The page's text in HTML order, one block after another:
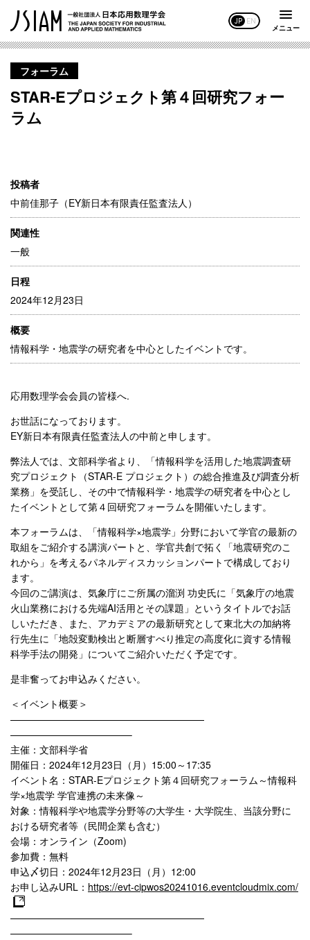
JP EN
メニュー
フォーラム
STAR-Eプロジェクト第４回研究フォー
ラム
投稿者
中前佳那子（EY新日本有限責任監査法人）
関連性
一般
日程
2024年12月23日
概要
情報科学・地震学の研究者を中心としたイベントです。
応用数理学会会員の皆様へ.
お世話になっております。
EY新日本有限責任監査法人の中前と申します。
弊法人では、文部科学省より、「情報科学を活用した地震調査研
究プロジェクト（STAR-E プロジェクト）の総合推進及び調査分析
業務」を受託し、その中で情報科学・地震学の研究者を中心とし
たイベントとして第４回研究フォーラムを開催いたします。
本フォーラムは、「情報科学×地震学」分野において学官の最新の
取組をご紹介する講演パートと、学官共創で拓く「地震研究のこ
れから」を考えるパネルディスカッションパートで構成しており
ます。
今回のご講演は、気象庁にご所属の溜渕 功史氏に「気象庁の地震
火山業務における先端AI活用とその課題 」というタイトルでお話
しいただき、また、アカデミアの最新研究として東北大の加納将
行先生に「地殻変動検出と断層すべり推定の高度化に資する情報
科学手法の開発」 についてご紹介いただく予定です。
是非奮ってお申込みください。
＜イベント概要＞
————————————————————
————————————–
主催：文部科学省
開催日：2024年12月23日（月）15:00～17:35
イベント名：STAR-Eプロジェクト第４回研究フォーラム～情報科
学×地震学 学官連携の未来像～
対象：情報科学や地震学分野等の大学生・大学院生、当該分野に
おける研究者等（民間企業も含む）
会場：オンライン（Zoom)
参加費：無料
申込〆切日：2024年12月23日（月）12:00
お申し込みURL： https://evt-cipwos20241016.eventcloudmix.com/
————————————————————
————————————–